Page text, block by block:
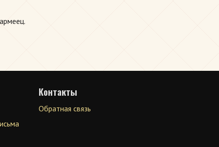
Контакты
Обратная связь